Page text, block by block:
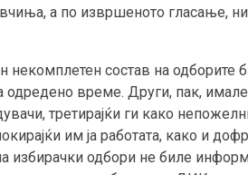
а по извршеното гласање,
некомплетен состав на одборите
одредено време. Други, пак,
третирајќи ги како
им ја работата, како и
избирачки одбори не биле